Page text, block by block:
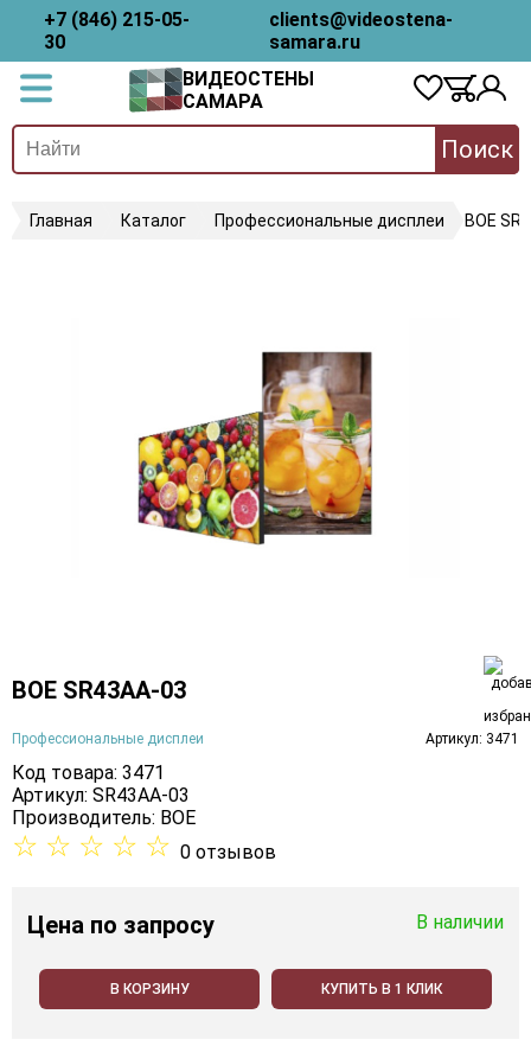
+7 (846) 215-05-
30
clients@videostena-
samara.ru
ВИДЕОСТЕНЫ
САМАРА
Поиск
Главная Каталог Профессиональные дисплеи BOE
BOE SR43AA-03
Профессиональные дисплеи Артикул: 3471
Код товара: 3471
Артикул: SR43AA-03
Производитель: BOE
☆ ☆ ☆ ☆ ☆ 0 отзывов
Цена по запросу В наличии
В КОРЗИНУ КУПИТЬ В 1 КЛИК